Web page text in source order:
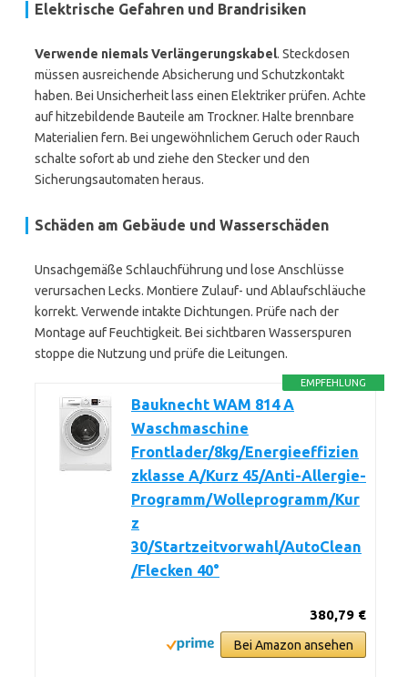
Elektrische Gefahren und Brandrisiken
Verwende niemals Verlängerungskabel. Steckdosen
müssen ausreichende Absicherung und Schutzkontakt
haben. Bei Unsicherheit lass einen Elektriker prüfen. Achte
auf hitzebildende Bauteile am Trockner. Halte brennbare
Materialien fern. Bei ungewöhnlichem Geruch oder Rauch
schalte sofort ab und ziehe den Stecker und den
Sicherungsautomaten heraus.
Schäden am Gebäude und Wasserschäden
Unsachgemäße Schlauchführung und lose Anschlüsse
verursachen Lecks. Montiere Zulauf- und Ablaufschläuche
korrekt. Verwende intakte Dichtungen. Prüfe nach der
Montage auf Feuchtigkeit. Bei sichtbaren Wasserspuren
stoppe die Nutzung und prüfe die Leitungen.
EMPFEHLUNG
Bauknecht WAM 814 A
Waschmaschine
Frontlader/8kg/Energieeffizien
zklasse A/Kurz 45/Anti-Allergie-
Programm/Wolleprogramm/Kur
z
30/Startzeitvorwahl/AutoClean
/Flecken 40°
380,79 €
Bei Amazon ansehen